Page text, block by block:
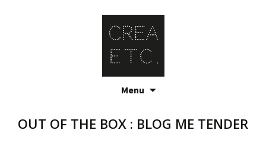
Menu
OUT OF THE BOX : BLOG ME TENDER